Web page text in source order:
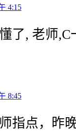
4:15
了, 老师,C
8:45
指点，昨